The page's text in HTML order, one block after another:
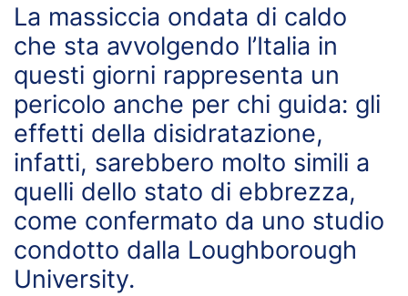
La massiccia ondata di caldo
che sta avvolgendo l’Italia in
questi giorni rappresenta un
pericolo anche per chi guida: gli
effetti della disidratazione,
infatti, sarebbero molto simili a
quelli dello stato di ebbrezza,
come confermato da uno studio
condotto dalla Loughborough
University.